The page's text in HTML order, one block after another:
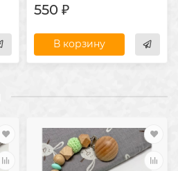
550 ₽
В корзину